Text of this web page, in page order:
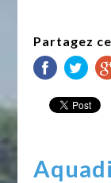
Partagez